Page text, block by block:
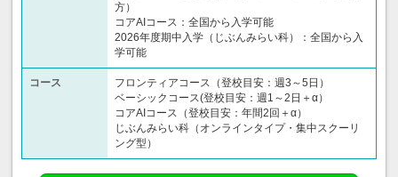
方）
コアAIコース：全国から入学可能
2026年度期中入学（じぶんみらい科）：全国から入
学可能
コース
フロンティアコース（登校目安：週3～5日）
ベーシックコース(登校目安：週1～2日＋α）
コアAIコース（登校目安：年間2回＋α）
じぶんみらい科（オンラインタイプ・集中スクーリ
ング型）